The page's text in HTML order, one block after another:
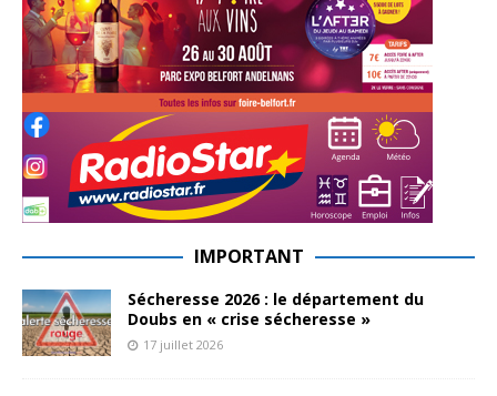
IMPORTANT
Sécheresse 2026 : le département du
Doubs en « crise sécheresse »
17 juillet 2026